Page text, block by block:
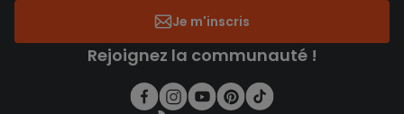
Je m'inscris
Rejoignez la communauté !